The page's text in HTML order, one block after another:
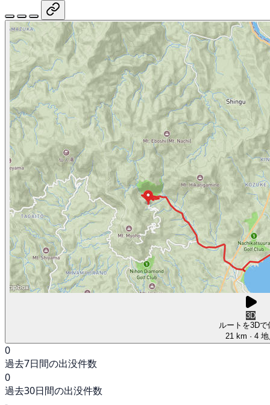
3D
ルートを3Dで
21 km · 4
0
過去7日間の出没件数
0
過去30日間の出没件数